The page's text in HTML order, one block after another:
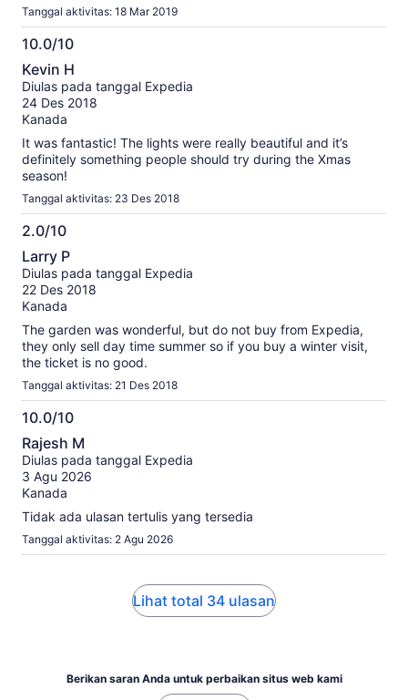
Tanggal aktivitas: 18 Mar 2019
10.0/10
10.0
dari
10
Kevin H
Diulas pada tanggal Expedia
24 Des 2018
Kanada
It was fantastic! The lights were really beautiful and it’s
definitely something people should try during the Xmas
season!
Tanggal aktivitas: 23 Des 2018
2.0/10
2.0
dari
10
Larry P
Diulas pada tanggal Expedia
22 Des 2018
Kanada
The garden was wonderful, but do not buy from Expedia,
they only sell day time summer so if you buy a winter visit,
the ticket is no good.
Tanggal aktivitas: 21 Des 2018
10.0/10
10.0
dari
10
Rajesh M
Diulas pada tanggal Expedia
3 Agu 2026
Kanada
Tidak ada ulasan tertulis yang tersedia
Tanggal aktivitas: 2 Agu 2026
Lihat total 34 ulasan
Berikan saran Anda untuk perbaikan situs web kami